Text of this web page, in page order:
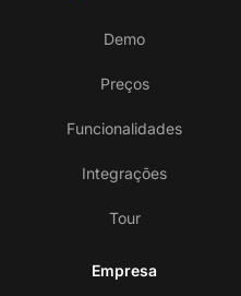
Demo
Preços
Funcionalidades
Integrações
Tour
Empresa